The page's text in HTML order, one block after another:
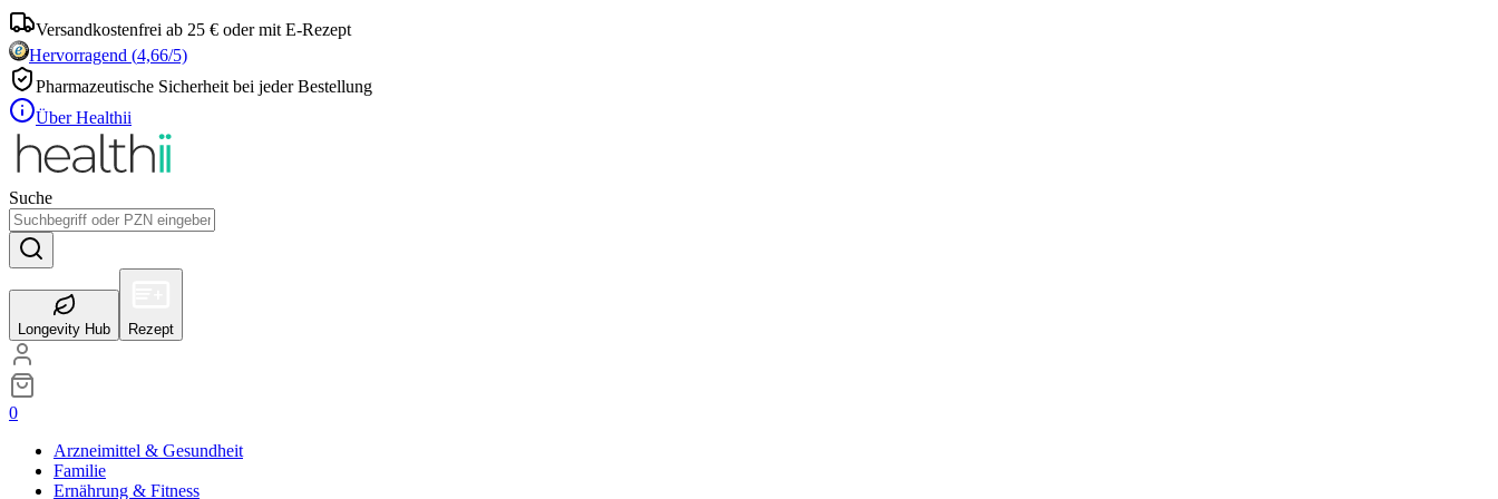
Versandkostenfrei ab 25 € oder mit E-Rezept
Hervorragend (4,66/5)
Pharmazeutische Sicherheit bei jeder Bestellung
Über Healthii
Suche
Longevity Hub Rezept
0
Arzneimittel & Gesundheit
Familie
Ernährung & Fitness